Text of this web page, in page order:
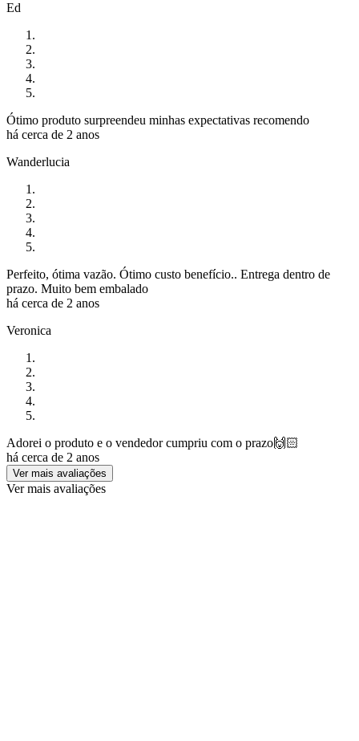
Ed
Ótimo produto surpreendeu minhas expectativas recomendo
há cerca de 2 anos
Wanderlucia
Perfeito, ótima vazão. Ótimo custo benefício.. Entrega dentro de
prazo. Muito bem embalado
há cerca de 2 anos
Veronica
Adorei o produto e o vendedor cumpriu com o prazo🙌🏻
há cerca de 2 anos
Ver mais avaliações
Ver mais avaliações